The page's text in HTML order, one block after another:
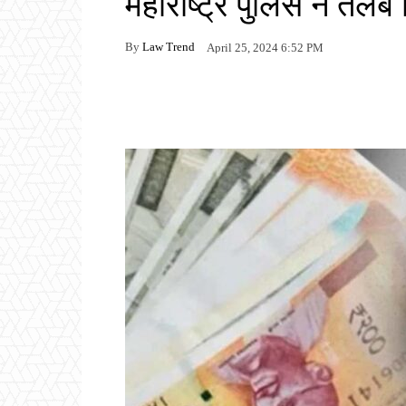
By Law Trend April 25, 2024 6:52 PM